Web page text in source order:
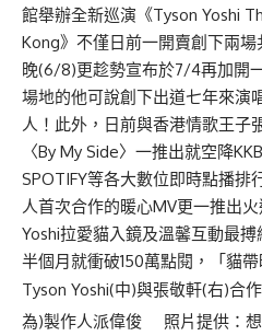
館舉辦全新巡演《Tyson Yoshi
Kong》不僅日前一開賣創下兩
晚(6/8)更趁勢宣布於7/4再加開
場地的他可說創下出道七年來演
人！此外，日前與香港情歌王子
〈By My Side〉一推出就空降
SPOTIFY等各大數位即時點播排
人首次合作的暖心MV更一推出
Yoshi拉愛貓入鏡及溫馨互動最
半個月就衝破150萬點閱，「貓帶
Tyson Yoshi(中)與張敬軒(右)合
為)製作人派偉俊 照片提供：想